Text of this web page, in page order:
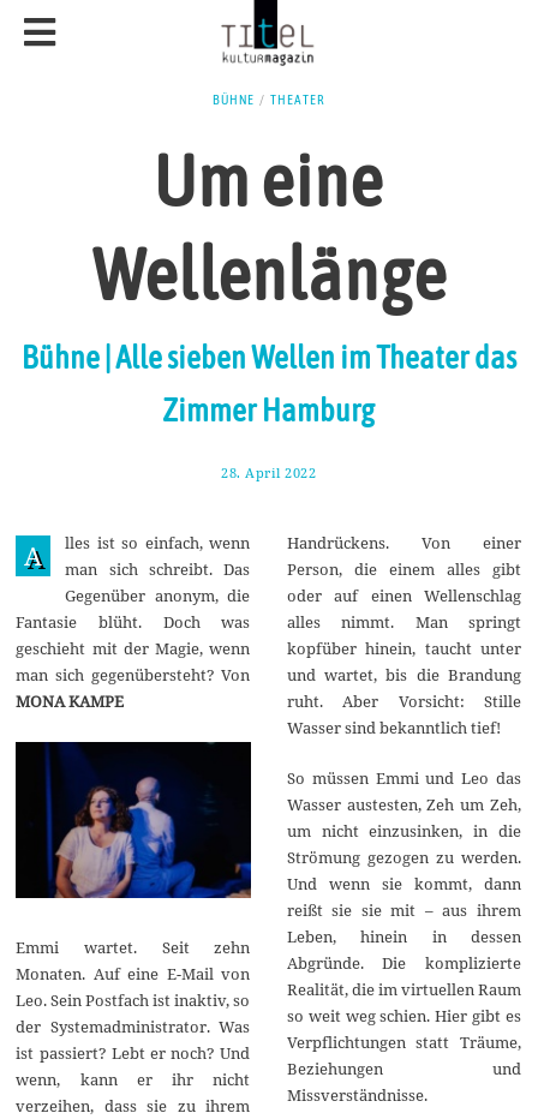
BÜHNE / THEATER
Um eine
Wellenlänge
Bühne | Alle sieben Wellen im Theater das
Zimmer Hamburg
28. April 2022
i
0
2
2
A
lles ist so einfach, wenn
man sich schreibt. Das
Gegenüber anonym, die
Fantasie blüht. Doch was
geschieht mit der Magie, wenn
man sich gegenübersteht? Von
MONA KAMPE
Emmi wartet. Seit zehn
Monaten. Auf eine E-Mail von
Leo. Sein Postfach ist inaktiv, so
der Systemadministrator. Was
ist passiert? Lebt er noch? Und
wenn, kann er ihr nicht
verzeihen, dass sie zu ihrem
Handrückens. Von einer
Person, die einem alles gibt
oder auf einen Wellenschlag
alles nimmt. Man springt
kopfüber hinein, taucht unter
und wartet, bis die Brandung
ruht. Aber Vorsicht: Stille
Wasser sind bekanntlich tief!
So müssen Emmi und Leo das
Wasser austesten, Zeh um Zeh,
um nicht einzusinken, in die
Strömung gezogen zu werden.
Und wenn sie kommt, dann
reißt sie sie mit – aus ihrem
Leben, hinein in dessen
Abgründe. Die komplizierte
Realität, die im virtuellen Raum
so weit weg schien. Hier gibt es
Verpflichtungen statt Träume,
Beziehungen und
Missverständnisse.